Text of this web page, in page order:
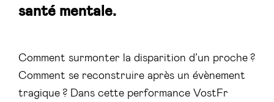
santé mentale.
Comment surmonter la disparition d’un proche ?
Comment se reconstruire après un évènement
tragique ? Dans cette performance VostFr